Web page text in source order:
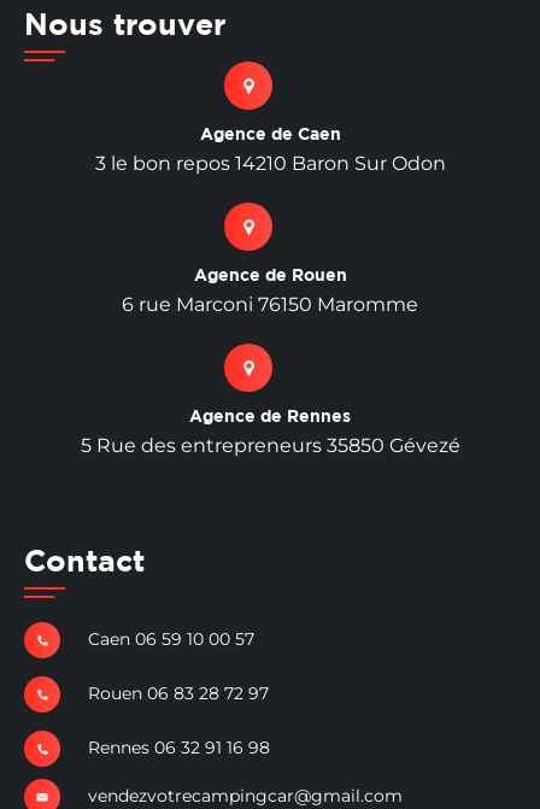
Nous trouver
Agence de Caen
3 le bon repos 14210 Baron Sur Odon
Agence de Rouen
6 rue Marconi 76150 Maromme
Agence de Rennes
5 Rue des entrepreneurs 35850 Gévezé
Contact
Caen 06 59 10 00 57
Rouen 06 83 28 72 97
Rennes 06 32 91 16 98
vendezvotrecampingcar@gmail.com